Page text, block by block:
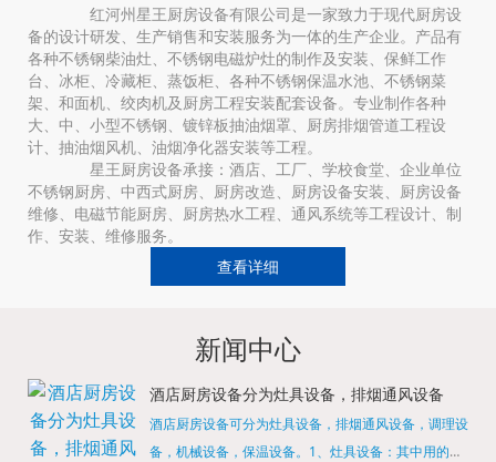
红河州星王厨房设备有限公司是一家致力于现代厨房设
备的设计研发、生产销售和安装服务为一体的生产企业。产品有
各种不锈钢柴油灶、不锈钢电磁炉灶的制作及安装、保鲜工作
台、冰柜、冷藏柜、蒸饭柜、各种不锈钢保温水池、不锈钢菜
架、和面机、绞肉机及厨房工程安装配套设备。专业制作各种
大、中、小型不锈钢、镀锌板抽油烟罩、厨房排烟管道工程设
计、抽油烟风机、油烟净化器安装等工程。
星王厨房设备承接：酒店、工厂、学校食堂、企业单位
不锈钢厨房、中西式厨房、厨房改造、厨房设备安装、厨房设备
维修、电磁节能厨房、厨房热水工程、通风系统等工程设计、制
作、安装、维修服务。
查看详细
新闻中心
酒店厨房设备分为灶具设备，排烟通风设备
酒店厨房设备可分为灶具设备，排烟通风设备，调理设
备，机械设备，保温设备。1、灶具设备：其中用的较